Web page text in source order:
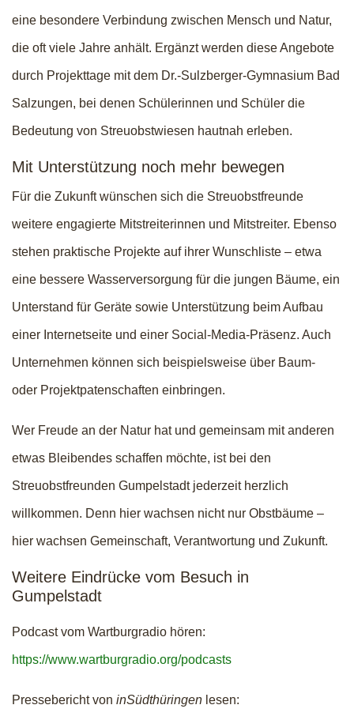
eine besondere Verbindung zwischen Mensch und Natur,
die oft viele Jahre anhält. Ergänzt werden diese Angebote
durch Projekttage mit dem Dr.-Sulzberger-Gymnasium Bad
Salzungen, bei denen Schülerinnen und Schüler die
Bedeutung von Streuobstwiesen hautnah erleben.
Mit Unterstützung noch mehr bewegen
Für die Zukunft wünschen sich die Streuobstfreunde
weitere engagierte Mitstreiterinnen und Mitstreiter. Ebenso
stehen praktische Projekte auf ihrer Wunschliste – etwa
eine bessere Wasserversorgung für die jungen Bäume, ein
Unterstand für Geräte sowie Unterstützung beim Aufbau
einer Internetseite und einer Social-Media-Präsenz. Auch
Unternehmen können sich beispielsweise über Baum-
oder Projektpatenschaften einbringen.
Wer Freude an der Natur hat und gemeinsam mit anderen
etwas Bleibendes schaffen möchte, ist bei den
Streuobstfreunden Gumpelstadt jederzeit herzlich
willkommen. Denn hier wachsen nicht nur Obstbäume –
hier wachsen Gemeinschaft, Verantwortung und Zukunft.
Weitere Eindrücke vom Besuch in
Gumpelstadt
Podcast vom Wartburgradio hören:
https://www.wartburgradio.org/podcasts
Pressebericht von inSüdthüringen lesen: